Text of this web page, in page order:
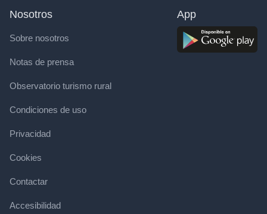
Nosotros
Sobre nosotros
Notas de prensa
Observatorio turismo rural
Condiciones de uso
Privacidad
Cookies
Contactar
Accesibilidad
App